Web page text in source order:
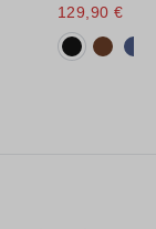
129,90 €
Verfügbare